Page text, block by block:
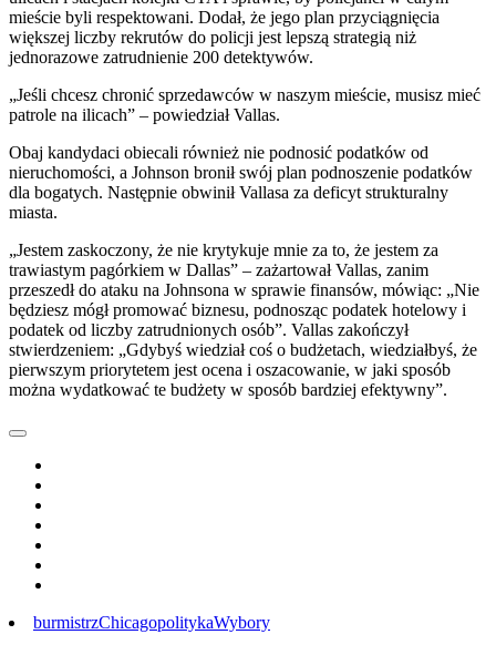
mieście byli respektowani. Dodał, że jego plan przyciągnięcia
większej liczby rekrutów do policji jest lepszą strategią niż
jednorazowe zatrudnienie 200 detektywów.
„Jeśli chcesz chronić sprzedawców w naszym mieście, musisz mieć
patrole na ilicach” – powiedział Vallas.
Obaj kandydaci obiecali również nie podnosić podatków od
nieruchomości, a Johnson bronił swój plan podnoszenie podatków
dla bogatych. Następnie obwinił Vallasa za deficyt strukturalny
miasta.
„Jestem zaskoczony, że nie krytykuje mnie za to, że jestem za
trawiastym pagórkiem w Dallas” – zażartował Vallas, zanim
przeszedł do ataku na Johnsona w sprawie finansów, mówiąc: „Nie
będziesz mógł promować biznesu, podnosząc podatek hotelowy i
podatek od liczby zatrudnionych osób”. Vallas zakończył
stwierdzeniem: „Gdybyś wiedział coś o budżetach, wiedziałbyś, że
pierwszym priorytetem jest ocena i oszacowanie, w jaki sposób
można wydatkować te budżety w sposób bardziej efektywny”.
burmistrzChicagopolitykaWybory